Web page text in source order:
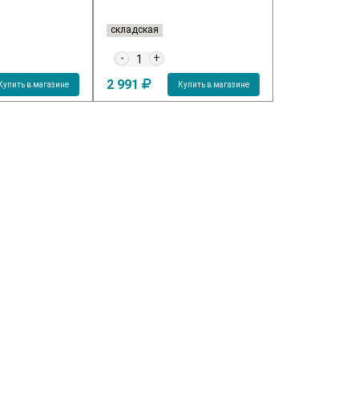
Купить в магазине
складская
- +
2 991 Купить в магазине